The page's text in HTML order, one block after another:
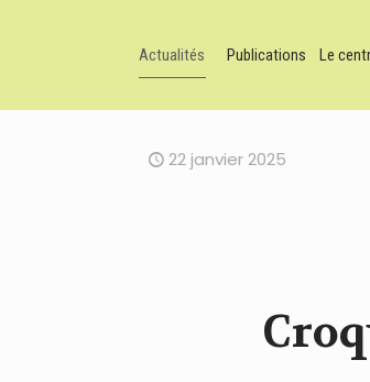
Actualités Publications Le
22 janvier 2025